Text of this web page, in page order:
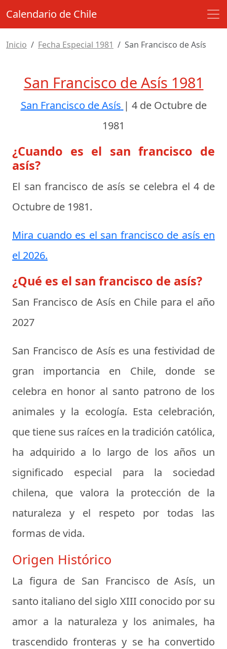
Calendario de Chile
Inicio Fecha Especial 1981 San Francisco de Asís
San Francisco de Asís 1981
San Francisco de Asís | 4 de Octubre de
1981
¿Cuando es el san francisco de
asís?
El san francisco de asís se celebra el4 de
Octubre de 1981.
Mira cuando es el san francisco de asís en
el 2026.
¿Qué es el san francisco de asís?
San Francisco de Asís en Chile para el año
2027
San Francisco de Asís es una festividad de
gran importancia en Chile, donde se
celebra en honor al santo patrono de los
animales y la ecología. Esta celebración,
que tiene sus raíces en la tradición católica,
ha adquirido a lo largo de los años un
significado especial para la sociedad
chilena, que valora la protección de la
naturaleza y el respeto por todas las
formas de vida.
Origen Histórico
La figura de San Francisco de Asís, un
santo italiano del siglo XIII conocido por su
amor a la naturaleza y los animales, ha
trascendido fronteras y se ha convertido